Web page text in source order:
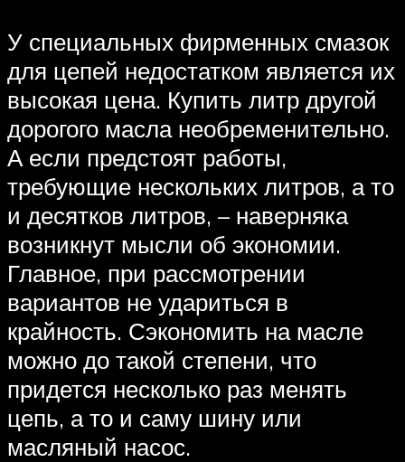
У специальных фирменных смазок
для цепей недостатком является их
высокая цена. Купить литр другой
дорогого масла необременительно.
А если предстоят работы,
требующие нескольких литров, а то
и десятков литров, – наверняка
возникнут мысли об экономии.
Главное, при рассмотрении
вариантов не удариться в
крайность. Сэкономить на масле
можно до такой степени, что
придется несколько раз менять
цепь, а то и саму шину или
масляный насос.